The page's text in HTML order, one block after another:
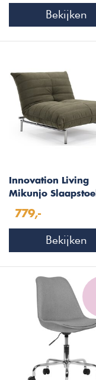
Bekijken
Innovation Living
Mikunjo Slaapstoel
779,-
Bekijken